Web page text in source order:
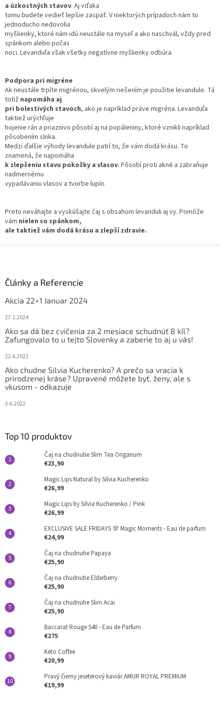
a úzkostných stavov. Aj vďaka
tomu budete vedieť lepšie zaspať. V niektorých prípadoch nám to
jednoducho nedovolia
myšlienky, ktoré nám idú neustále na myseľ a ako naschvál, vždy pred
spánkom alebo počas
noci. Levanduľa však všetky negatívne myšlienky odbúra.
Podpora pri migréne
Ak neustále trpíte migrénou, skvelým riešením je použitie levandule. Tá
totiž napomáha aj
pri bolestivých stavoch, ako je napríklad práve migréna. Levanduľa
taktiež urýchľuje
hojenie rán a priaznivo pôsobí aj na popáleniny, ktoré vznikli napríklad
pôsobením slnka.
Medzi ďalšie výhody levandule patrí to, že vám dodá krásu. To
znamená, že napomáha
k zlepšeniu stavu pokožky a vlasov. Pôsobí proti akné a zabraňuje
nadmernému
vypadávaniu vlasov a tvorbe lupín.
Preto neváhajte a vyskúšajte čaj s obsahom levanduli aj vy. Pomôže
vám nielen so spánkom,
ale taktiež vám dodá krásu a zlepší zdravie.
Články a Referencie
Akcia 22+1 Januar 2024
27.1.2024
Ako sa dá bez cvičenia za 2 mesiace schudnúť 8 kíl?
Zafungovalo to u tejto Slovenky a zaberie to aj u vás!
22.6.2022
Ako chudne Silvia Kucherenko? A prečo sa vracia k
prirodzenej kráse? Upravené môžete byť, ženy, ale s
vkusom - odkazuje
3.6.2022
Top 10 produktov
Čaj na chudnutie Slim Tea Origanum
€23,90
Magic Lips Natural by Silvia Kucherenko
€26,99
Magic Lips by Silvia Kucherenko / Pink
€26,99
EXCLUSIVE SALE FRIDAYS 💯 Magic Moments - Eau de parfum
€24,99
Čaj na chudnutie Papaya
€25,90
Čaj na chudnutie Elderberry
€25,90
Čaj na chudnutie Slim Acai
€25,90
Baccarat Rouge 540 - Eau de Parfum
€275
Keto Coffee
€20,99
Pravý čierny jeseterový kaviár AMUR ROYAL PREMIUM
€19,99